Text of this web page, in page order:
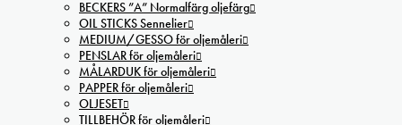
BECKERS ”A” Normalfärg oljefärg
OIL STICKS Sennelier
MEDIUM/GESSO för oljemåleri
PENSLAR för oljemåleri
MÅLARDUK för oljemåleri
PAPPER för oljemåleri
OLJESET
TILLBEHÖR för oljemåleri